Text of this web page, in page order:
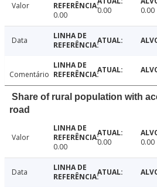
Valor
0.00
0.00 0.00
Data
Comentário
Share of rural population with
road
Valor
0.00
0.00 0.00
Data